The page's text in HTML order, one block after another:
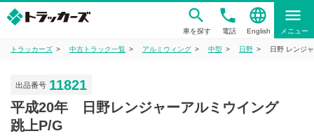
車を探す
phone
電話
language
English
menu
メニュー
トラッカーズ 中古トラック一覧 アルミウィング 中型 日野 日野 レンジ
出品番号 11821
平成20年 日野レンジャーアルミウイング
跳上P/G